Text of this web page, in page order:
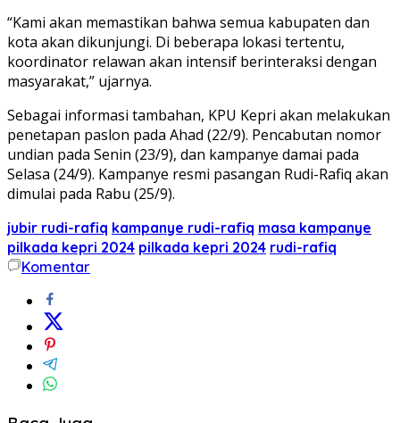
“Kami akan memastikan bahwa semua kabupaten dan
kota akan dikunjungi. Di beberapa lokasi tertentu,
koordinator relawan akan intensif berinteraksi dengan
masyarakat,” ujarnya.
Sebagai informasi tambahan, KPU Kepri akan melakukan
penetapan paslon pada Ahad (22/9). Pencabutan nomor
undian pada Senin (23/9), dan kampanye damai pada
Selasa (24/9). Kampanye resmi pasangan Rudi-Rafiq akan
dimulai pada Rabu (25/9).
jubir rudi-rafiq kampanye rudi-rafiq masa kampanye
pilkada kepri 2024 pilkada kepri 2024 rudi-rafiq
Komentar